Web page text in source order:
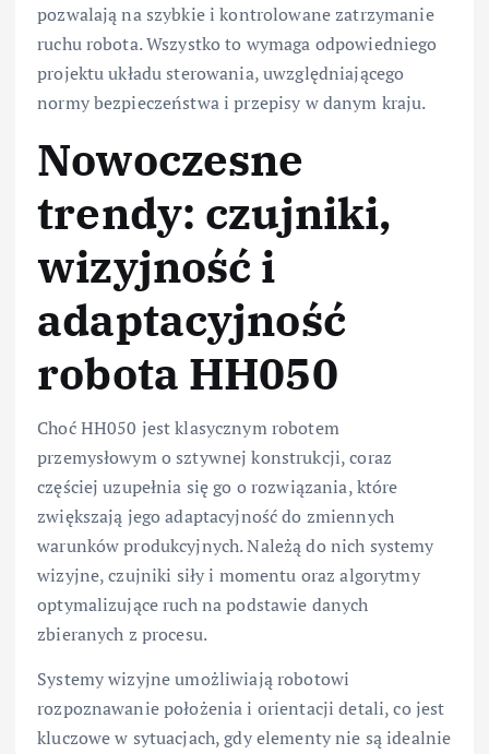
pozwalają na szybkie i kontrolowane zatrzymanie
ruchu robota. Wszystko to wymaga odpowiedniego
projektu układu sterowania, uwzględniającego
normy bezpieczeństwa i przepisy w danym kraju.
Nowoczesne
trendy: czujniki,
wizyjność i
adaptacyjność
robota HH050
Choć HH050 jest klasycznym robotem
przemysłowym o sztywnej konstrukcji, coraz
częściej uzupełnia się go o rozwiązania, które
zwiększają jego adaptacyjność do zmiennych
warunków produkcyjnych. Należą do nich systemy
wizyjne, czujniki siły i momentu oraz algorytmy
optymalizujące ruch na podstawie danych
zbieranych z procesu.
Systemy wizyjne umożliwiają robotowi
rozpoznawanie położenia i orientacji detali, co jest
kluczowe w sytuacjach, gdy elementy nie są idealnie